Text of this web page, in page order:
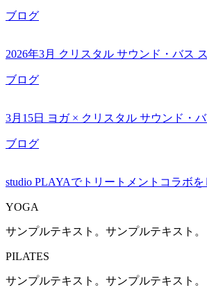
ブログ
2026年3月 クリスタル サウンド・バス
ブログ
3月15日 ヨガ × クリスタル サウンド・
ブログ
studio PLAYAでトリートメントコラボを
YOGA
サンプルテキスト。サンプルテキスト。
PILATES
サンプルテキスト。サンプルテキスト。